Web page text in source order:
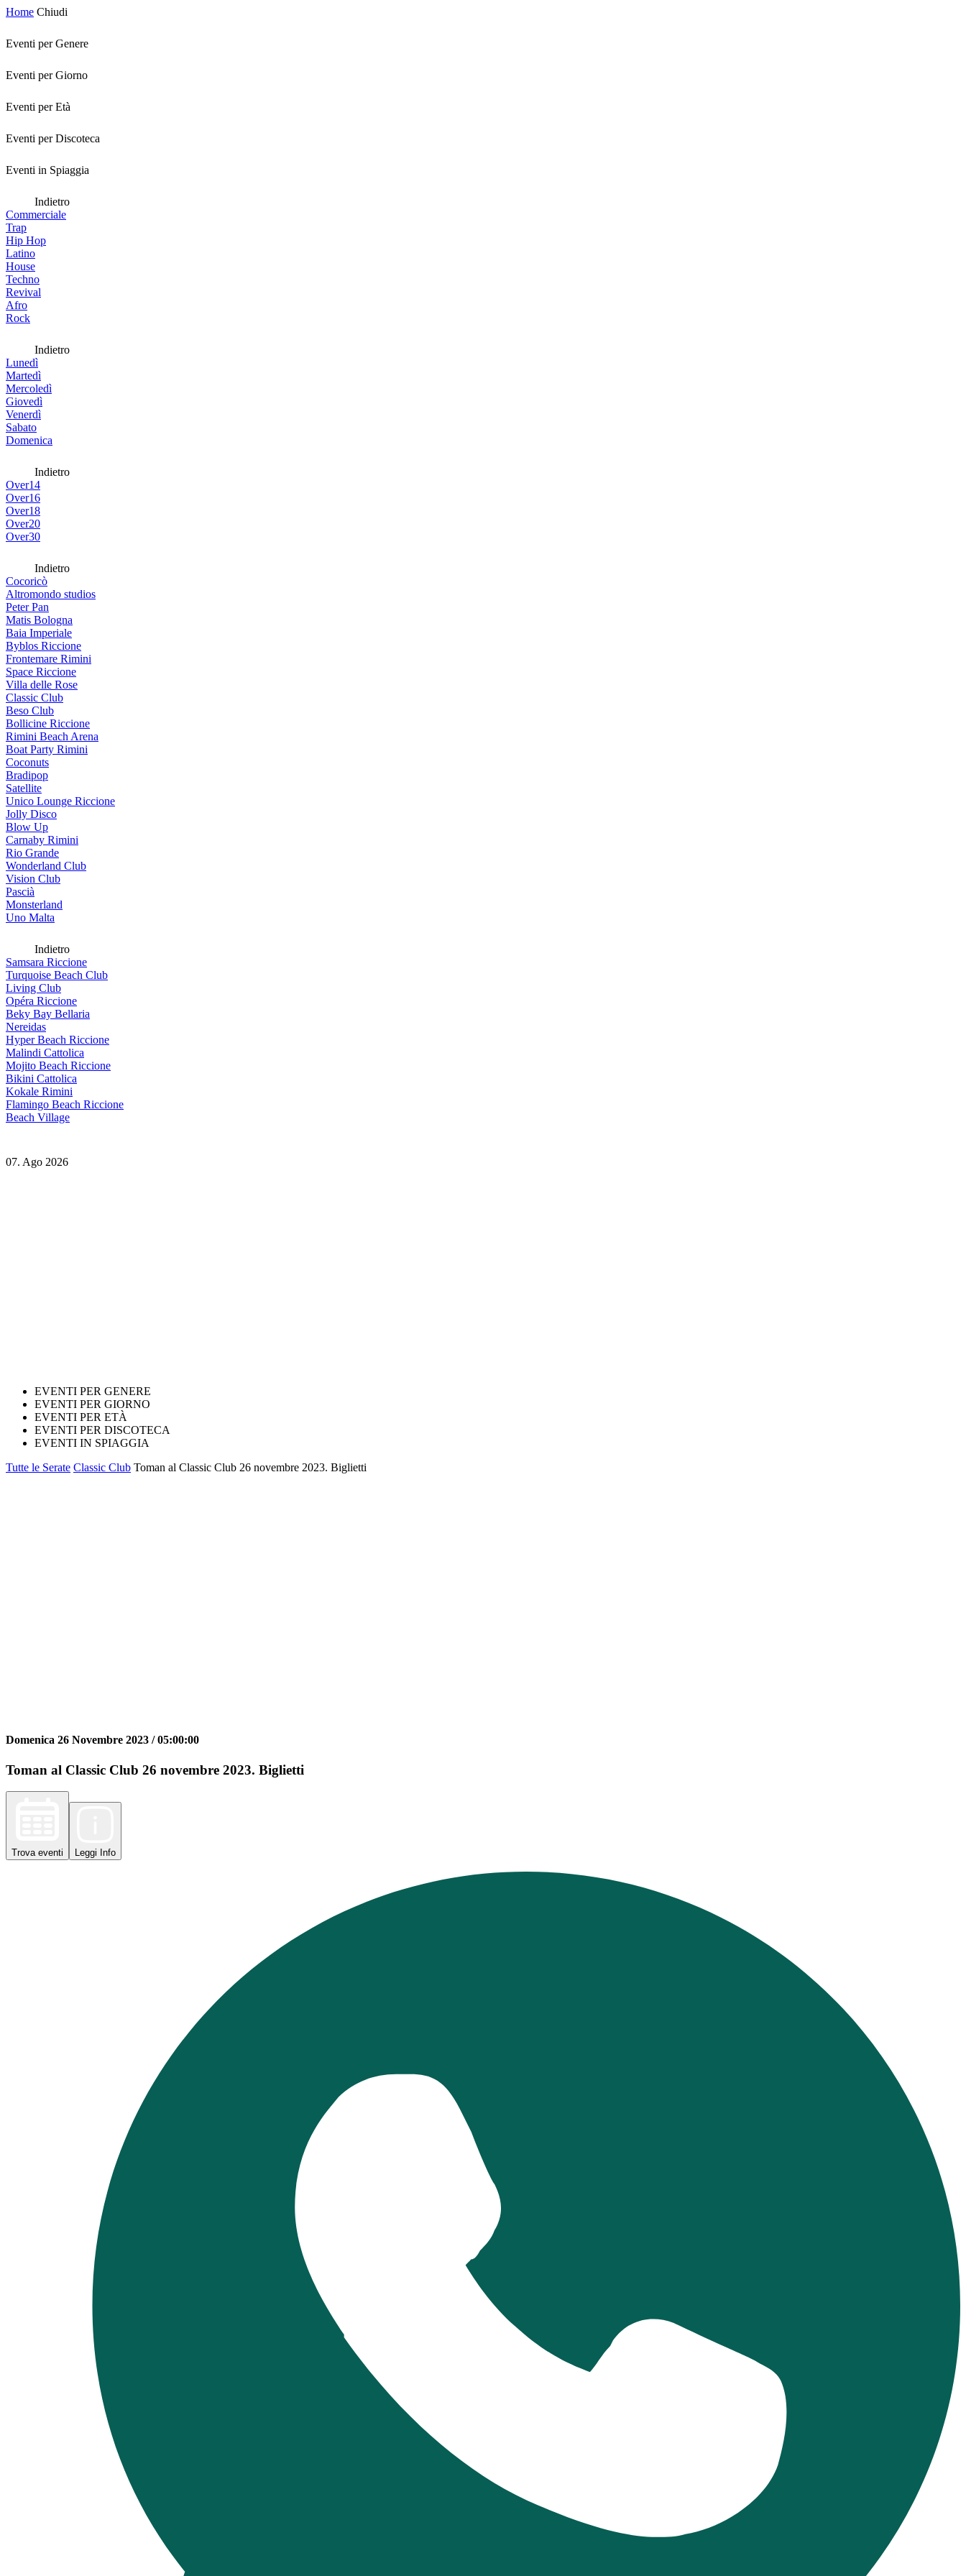
Home Chiudi
Eventi per Genere
Eventi per Giorno
Eventi per Età
Eventi per Discoteca
Eventi in Spiaggia
Indietro
Commerciale
Trap
Hip Hop
Latino
House
Techno
Revival
Afro
Rock
Indietro
Lunedì
Martedì
Mercoledì
Giovedì
Venerdì
Sabato
Domenica
Indietro
Over14
Over16
Over18
Over20
Over30
Indietro
Cocoricò
Altromondo studios
Peter Pan
Matis Bologna
Baia Imperiale
Byblos Riccione
Frontemare Rimini
Space Riccione
Villa delle Rose
Classic Club
Beso Club
Bollicine Riccione
Rimini Beach Arena
Boat Party Rimini
Coconuts
Bradipop
Satellite
Unico Lounge Riccione
Jolly Disco
Blow Up
Carnaby Rimini
Rio Grande
Wonderland Club
Vision Club
Pascià
Monsterland
Uno Malta
Indietro
Samsara Riccione
Turquoise Beach Club
Living Club
Opéra Riccione
Beky Bay Bellaria
Nereidas
Hyper Beach Riccione
Malindi Cattolica
Mojito Beach Riccione
Bikini Cattolica
Kokale Rimini
Flamingo Beach Riccione
Beach Village
07. Ago 2026
EVENTI PER GENERE
EVENTI PER GIORNO
EVENTI PER ETÀ
EVENTI PER DISCOTECA
EVENTI IN SPIAGGIA
Tutte le Serate Classic Club Toman al Classic Club 26 novembre 2023. Biglietti
Domenica 26 Novembre 2023 /05:00:00
Toman al Classic Club 26 novembre 2023. Biglietti
Trova eventi Leggi Info